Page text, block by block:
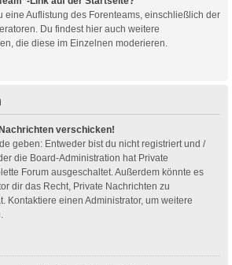
eine Auflistung des Forenteams, einschließlich der
Du findest hier auch weitere
die diese im Einzelnen moderieren.
verschicken!
geben: Entweder bist du nicht registriert und /
die Board-Administration hat Private
Forum ausgeschaltet. Außerdem könnte es
dir das Recht, Private Nachrichten zu
Kontaktiere einen Administrator, um weitere